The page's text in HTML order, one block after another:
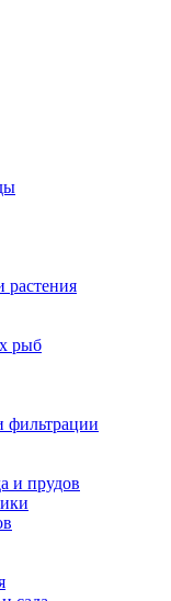
растения
рыб
фильтрации
и прудов